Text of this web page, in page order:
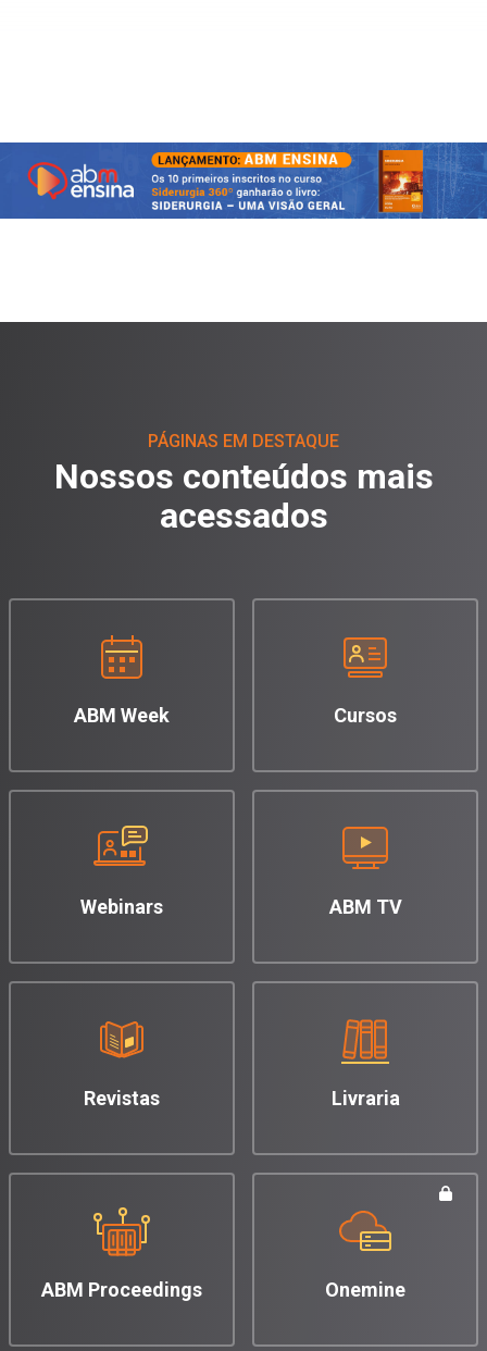
PÁGINAS EM DESTAQUE
Nossos conteúdos mais
acessados
Cursos
Webinars
Livraria
Onemine
ABM TV
Revistas
ABM Proceedings
ABM Week